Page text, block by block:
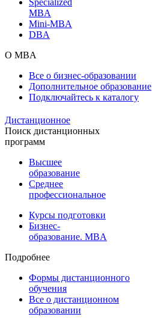
MBA
Mini-MBA
DBA
О MBA
Все о бизнес-образовании
Дополнительное образование
Подключайтесь к каталогу
Дистанционное
Поиск дистанционных
программ
Высшее
образование
Среднее
профессиональное
Курсы подготовки
Бизнес-
образование. MBA
Подробнее
Формы дистанционного
обучения
Все о дистанционном
образовании